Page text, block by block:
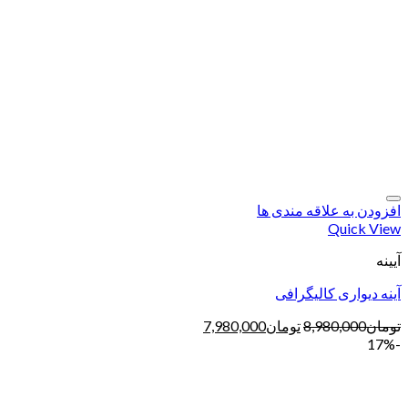
افزودن به علاقه مندی ها
Quick View
آیینه
آینه دیواری کالیگرافی
تومان8,980,000تومان7,980,000
-17%